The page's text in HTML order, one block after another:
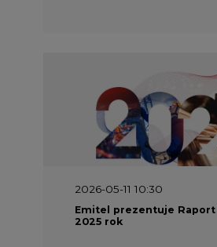
2026-05-11 10:30
Emitel prezentuje Raport
2025 rok